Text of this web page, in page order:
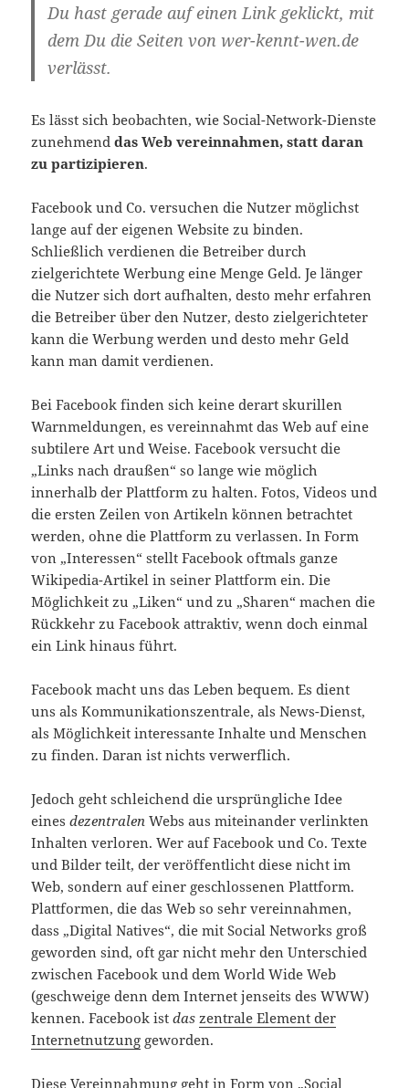
Du hast gerade auf einen Link geklickt, mit
dem Du die Seiten von wer-kennt-wen.de
verlässt.
Es lässt sich beobachten, wie Social-Network-Dienste
zunehmenddas Web vereinnahmen, statt daran
zu partizipieren.
Facebook und Co. versuchen die Nutzer möglichst
lange auf der eigenen Website zu binden.
Schließlich verdienen die Betreiber durch
zielgerichtete Werbung eine Menge Geld. Je länger
die Nutzer sich dort aufhalten, desto mehr erfahren
die Betreiber über den Nutzer, desto zielgerichteter
kann die Werbung werden und desto mehr Geld
kann man damit verdienen.
Bei Facebook finden sich keine derart skurillen
Warnmeldungen, es vereinnahmt das Web auf eine
subtilere Art und Weise. Facebook versucht die
„Links nach draußen“ so lange wie möglich
innerhalb der Plattform zu halten. Fotos, Videos und
die ersten Zeilen von Artikeln können betrachtet
werden, ohne die Plattform zu verlassen. In Form
von „Interessen“ stellt Facebook oftmals ganze
Wikipedia-Artikel in seiner Plattform ein. Die
Möglichkeit zu „Liken“ und zu „Sharen“ machen die
Rückkehr zu Facebook attraktiv, wenn doch einmal
ein Link hinaus führt.
Facebook macht uns das Leben bequem. Es dient
uns als Kommunikationszentrale, als News-Dienst,
als Möglichkeit interessante Inhalte und Menschen
zu finden. Daran ist nichts verwerflich.
Jedoch geht schleichend die ursprüngliche Idee
einesdezentralen Webs aus miteinander verlinkten
Inhalten verloren. Wer auf Facebook und Co. Texte
und Bilder teilt, der veröffentlicht diese nicht im
Web, sondern auf einer geschlossenen Plattform.
Plattformen, die das Web so sehr vereinnahmen,
dass „Digital Natives“, die mit Social Networks groß
geworden sind, oft gar nicht mehr den Unterschied
zwischen Facebook und dem World Wide Web
(geschweige denn dem Internet jenseits des WWW)
kennen. Facebook istdas zentrale Element der
Internetnutzung geworden.
Diese Vereinnahmung geht in Form von „Social